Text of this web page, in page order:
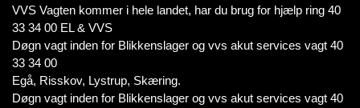
VVS Vagten kommer i hele landet, har du brug for hjælp ring 40
33 34 00 EL & VVS
Døgn vagt inden for Blikkenslager og vvs akut services vagt 40
33 34 00
Egå, Risskov, Lystrup, Skæring.
Døgn vagt inden for Blikkenslager og vvs akut services vagt 40